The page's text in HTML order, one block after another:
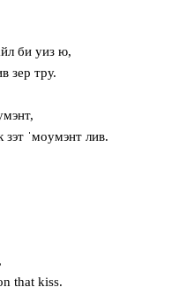
би уиз ю,
зер тру.
ˈмoумэнт лив.
that kiss.